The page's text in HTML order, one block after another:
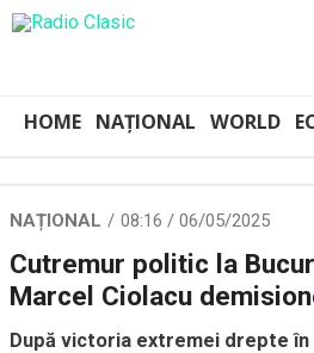
HOME NAȚIONAL WORLD
NAȚIONAL 08:16 / 06/05/2025
Cutremur politic la
Marcel Ciolacu
După victoria extremei drepte în